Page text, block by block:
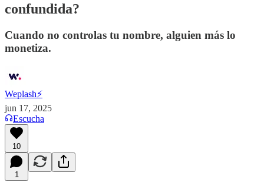
confundida?
Cuando no controlas tu nombre, alguien más lo
monetiza.
Weplash⚡️
jun 17, 2025
Escucha
10
1